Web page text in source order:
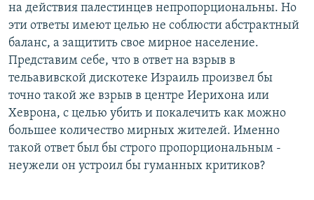
на действия палестинцев непропорциональны. Но
эти ответы имеют целью не соблюсти абстрактный
баланс, а защитить свое мирное население.
Представим себе, что в ответ на взрыв в
тельавивской дискотеке Израиль произвел бы
точно такой же взрыв в центре Иерихона или
Хеврона, с целью убить и покалечить как можно
большее количество мирных жителей. Именно
такой ответ был бы строго пропорциональным -
неужели он устроил бы гуманных критиков?